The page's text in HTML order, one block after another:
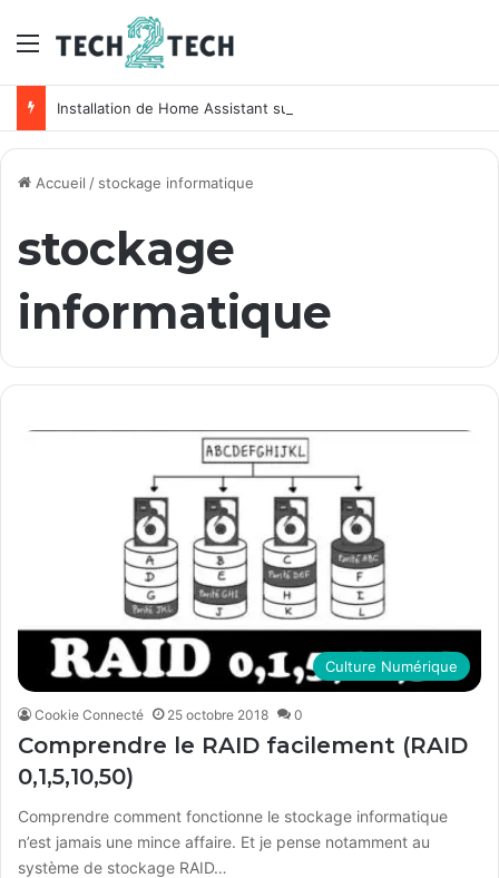
Menu
Installation de Home Assistant sur un NAS Synology
Accueil / stockage informatique
stockage
informatique
Culture Numérique
Cookie Connecté 25 octobre 2018 0
Comprendre le RAID facilement (RAID
0,1,5,10,50)
Comprendre comment fonctionne le stockage informatique
n’est jamais une mince affaire. Et je pense notamment au
système de stockage RAID…